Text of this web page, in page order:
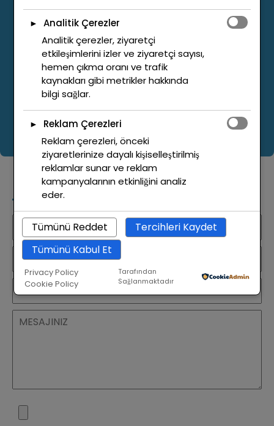
info@mdmakina.com
BİZE YAZIN
BIZE ULAŞIN
►
Analitik Çerezler
Analitik çerezler, ziyaretçi
etkileşimlerini izler ve ziyaretçi sayısı,
hemen çıkma oranı ve trafik
kaynakları gibi metrikler hakkında
bilgi sağlar.
►
Reklam Çerezleri
Reklam çerezleri, önceki
ziyaretlerinize dayalı kişiselleştirilmiş
reklamlar sunar ve reklam
kampanyalarının etkinliğini analiz
eder.
Tümünü Reddet
Tercihleri Kaydet
Tümünü Kabul Et
Privacy Policy
Cookie Policy
Tarafından
Sağlanmaktadır